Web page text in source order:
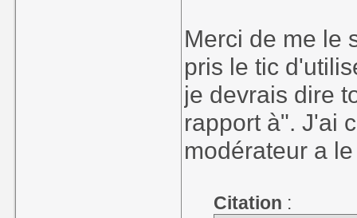
Merci de me le
pris le tic
je devrais dire
rapport à". J'ai
modérateur a
Citation :